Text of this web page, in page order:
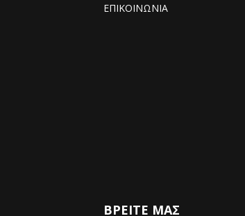
ΕΠΙΚΟΙΝΩΝΙΑ
ΒΡΕΊΤΕ ΜΑΣ